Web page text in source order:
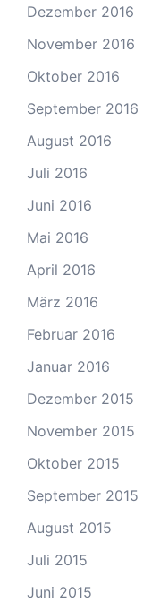
Dezember 2016
November 2016
Oktober 2016
September 2016
August 2016
Juli 2016
Juni 2016
Mai 2016
April 2016
März 2016
Februar 2016
Januar 2016
Dezember 2015
November 2015
Oktober 2015
September 2015
August 2015
Juli 2015
Juni 2015